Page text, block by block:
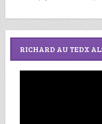
RICHARD AU TEDX